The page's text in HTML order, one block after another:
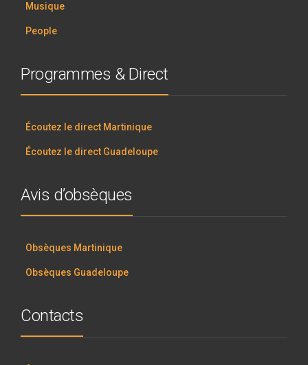
Musique
People
Programmes & Direct
Écoutez le direct Martinique
Écoutez le direct Guadeloupe
Avis d’obsèques
Obsèques Martinique
Obsèques Guadeloupe
Contacts